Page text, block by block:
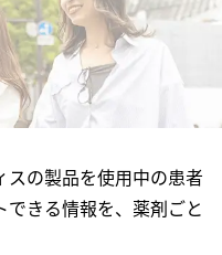
スの製品を使用中の患者
きる情報を、薬剤ごと